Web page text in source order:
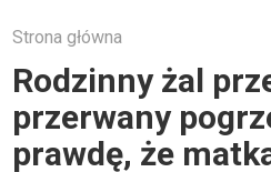
Strona główna
Rodzinny żal
przerwany
prawdę, że